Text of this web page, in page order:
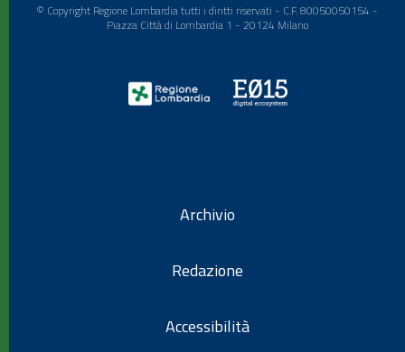
© Copyright Regione Lombardia tutti i diritti riservati - C.F. 80050050154 -
Piazza Città di Lombardia 1 - 20124 Milano
Archivio
Redazione
Accessibilità